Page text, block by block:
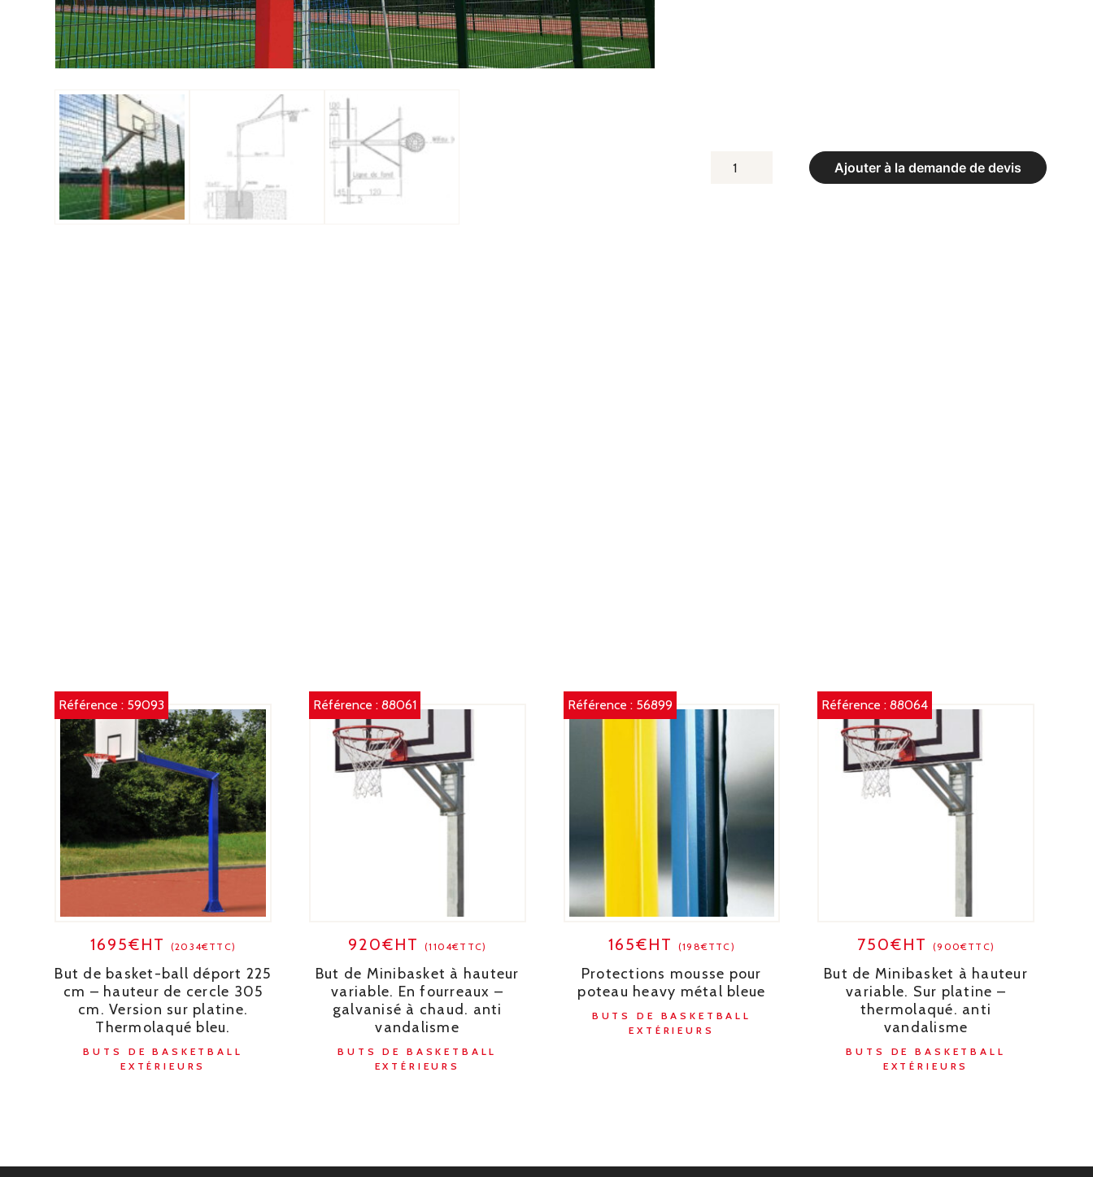
Ajouter à la demande de devis
QUANTITÉ
Référence : 59093
1695€HT(2034€TTC)
But de basket-ball déport 225
cm – hauteur de cercle 305
cm. Version sur platine.
Thermolaqué bleu.
BUTS DE BASKETBALL
EXTÉRIEURS
Référence : 88061
920€HT(1104€TTC)
But de Minibasket à hauteur
variable. En fourreaux –
galvanisé à chaud. anti
vandalisme
BUTS DE BASKETBALL
EXTÉRIEURS
Référence : 56899
165€HT (198€TTC)
Protections mousse pour
poteau heavy métal bleue
BUTS DE BASKETBALL
EXTÉRIEURS
Référence :88064
750€HT(900€TTC)
But de Minibasket à hauteur
variable. Sur platine –
thermolaqué. anti
vandalisme
BUTS DE BASKETBALL
EXTÉRIEURS